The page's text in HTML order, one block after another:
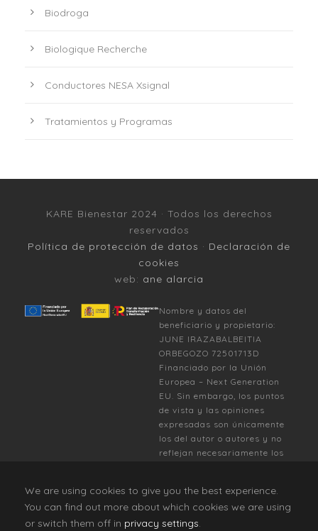
Biodroga
Biologique Recherche
Conductores NESA Xsignal
Tratamientos y Programas
KARE Bienestar 2024 · Todos los derechos
reservados
Política de protección de datos · Declaración de
cookies
web: ane alarcia
Nombre y datos del
beneficiario y propietario:
JUNE IRAZABALBEITIA
ORBEGOZO 72501713D
Financiado por la Unión
Europea – Next Generation
EU. Sin embargo, los puntos
de vista y las opiniones
expresadas son únicamente
los del autor o autores y no
reflejan necesariamente los
Unión Europea ni la Comisión
Europea pueden ser
consideradas responsables
We are using cookies to give you the best experience.
You can find out more about which cookies we are using
or switch them off in privacy settings.